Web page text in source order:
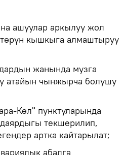
ашуулар аркылуу жол
кышкыга алмаштыруу
жанында музга
атайын чынжырча болушу
Көл" пунктуларында
текшерилип,
артка кайтарылат;
абалга